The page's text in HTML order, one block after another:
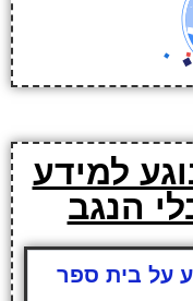
למידע
הנגב
על בית ספר